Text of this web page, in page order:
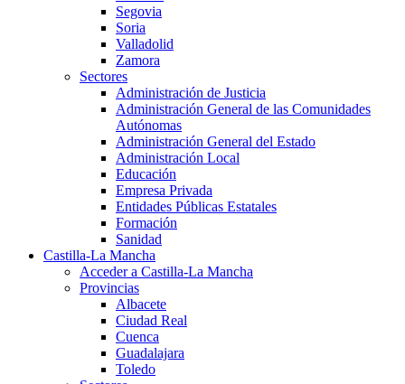
Segovia
Soria
Valladolid
Zamora
Sectores
Administración de Justicia
Administración General de las Comunidades
Autónomas
Administración General del Estado
Administración Local
Educación
Empresa Privada
Entidades Públicas Estatales
Formación
Sanidad
Castilla-La Mancha
Acceder a Castilla-La Mancha
Provincias
Albacete
Ciudad Real
Cuenca
Guadalajara
Toledo